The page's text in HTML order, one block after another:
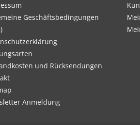
Geschäftsbedingungen
und Rücksendungen
Anmeldung